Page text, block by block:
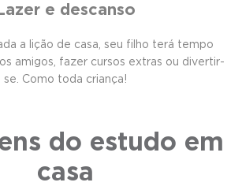
Lazer e descanso
a lição de casa, seu filho terá tempo
amigos, fazer cursos extras ou divertir-
se. Como toda criança!
do estudo em
casa